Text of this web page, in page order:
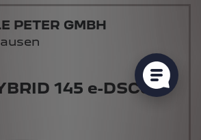
145 e-DSC6
PETER GMBH